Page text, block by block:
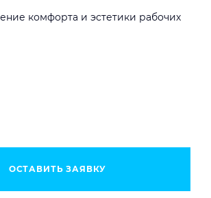
комфорта и эстетики рабочих
ОСТАВИТЬ ЗАЯВКУ